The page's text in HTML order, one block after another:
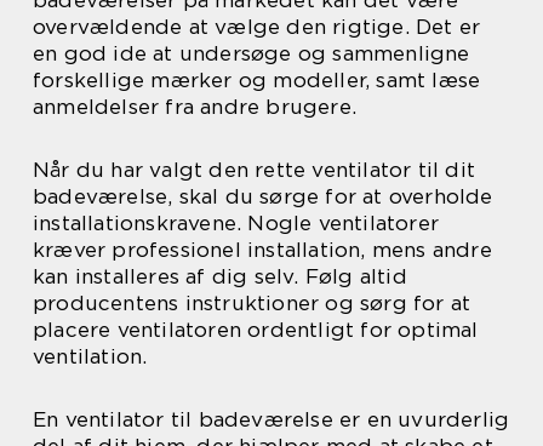
overvældende at vælge den rigtige. Det er
en god ide at undersøge og sammenligne
forskellige mærker og modeller, samt læse
anmeldelser fra andre brugere.
Når du har valgt den rette ventilator til dit
badeværelse, skal du sørge for at overholde
installationskravene. Nogle ventilatorer
kræver professionel installation, mens andre
kan installeres af dig selv. Følg altid
producentens instruktioner og sørg for at
placere ventilatoren ordentligt for optimal
ventilation.
En ventilator til badeværelse er en uvurderlig